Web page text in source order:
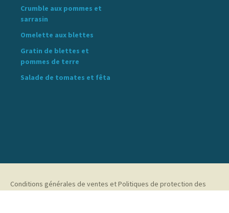
Crumble aux pommes et
sarrasin
Omelette aux blettes
Gratin de blettes et
pommes de terre
Salade de tomates et fêta
Conditions générales de ventes et Politiques de protection des